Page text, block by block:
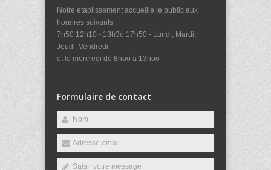
Notre établissement accueille le public aux
horaires suivants :
7h50 12h10 - 13h3o 17h50 - Lundi, Mardi,
Jeudi, Vendredi
et le mercredi de 8hoo à 13hoo
Formulaire de contact